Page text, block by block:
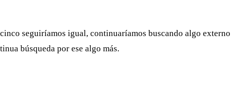
seguiríamos igual, continuaríamos buscando algo externo
búsqueda por ese algo más.